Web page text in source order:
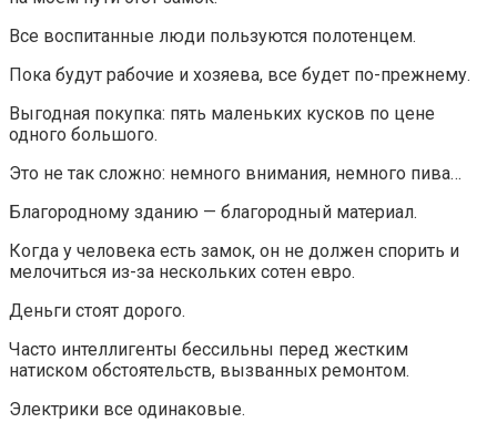
Все воспитанные люди пользуются полотенцем.
Пока будут рабочие и хозяева, все будет по-прежнему.
Выгодная покупка: пять маленьких кусков по цене
одного большого.
Это не так сложно: немного внимания, немного пива…
Благородному зданию — благородный материал.
Когда у человека есть замок, он не должен спорить и
мелочиться из-за нескольких сотен евро.
Деньги стоят дорого.
Часто интеллигенты бессильны перед жестким
натиском обстоятельств, вызванных ремонтом.
Электрики все одинаковые.